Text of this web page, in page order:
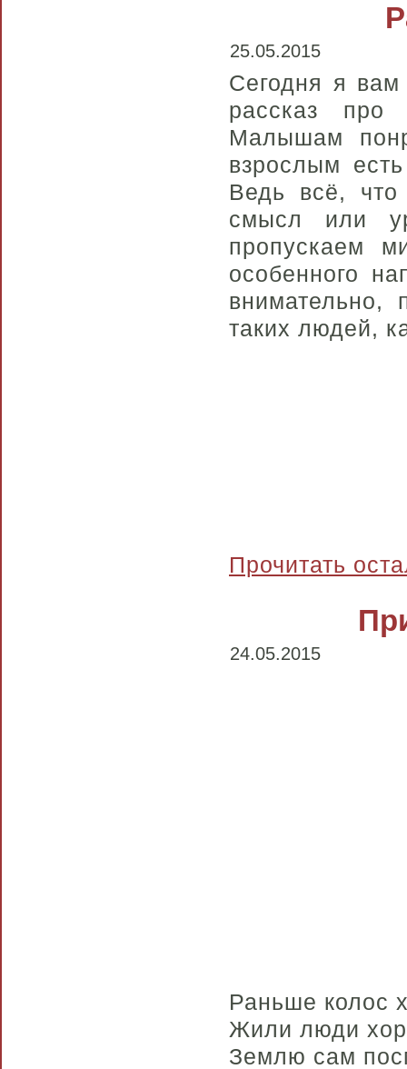
25.05.2015
Сегодня я вам
рассказ про
Малышам
взрослым
Ведь всё,
смысл или
пропускаем
особенного
внимательно,
таких людей,
Прочитать
24.05.2015
Раньше колос
Жили люди
Землю сам